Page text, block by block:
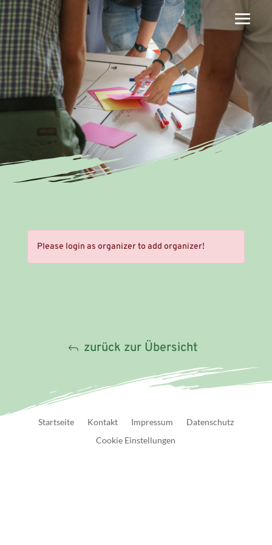
Please login as organizer to add organizer!
zurück zur Übersicht
Startseite Kontakt Impressum
Datenschutz
Cookie Einstellungen